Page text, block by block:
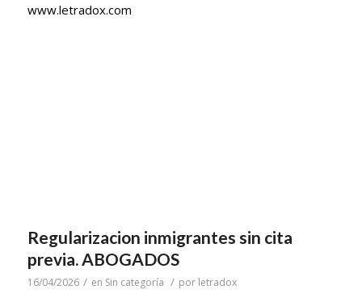
www.letradox.com
Regularizacion inmigrantes sin cita
previa. ABOGADOS
16/04/2026 / en Sin categoría / por letradox